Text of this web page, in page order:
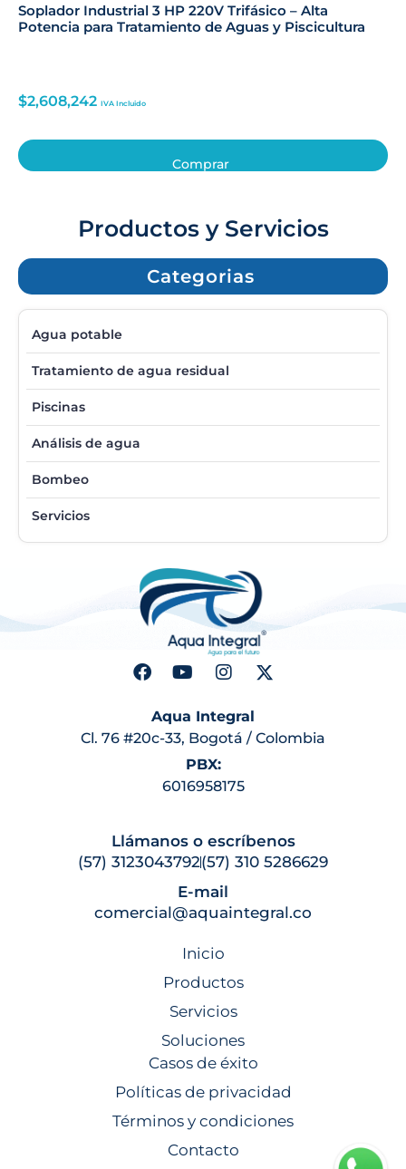
Soplador Industrial 3 HP 220V Trifásico – Alta
Potencia para Tratamiento de Aguas y Piscicultura
$2,608,242 IVA Incluido
Comprar
Productos y Servicios
Categorias
Agua potable
Tratamiento de agua residual
Piscinas
Análisis de agua
Bombeo
Servicios
Aqua Integral
Cl. 76 #20c-33, Bogotá / Colombia
PBX:
6016958175
Llámanos o escríbenos
(57) 3123043792(57) 310 5286629
E-mail
comercial@aquaintegral.co
Inicio
Productos
Servicios
Soluciones
Casos de éxito
Políticas de privacidad
Términos y condiciones
Contacto